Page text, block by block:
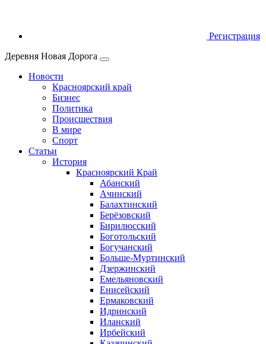
Регистрация
Деревня Новая Дорога
Новости
Красноярский край
Бизнес
Политика
Происшествия
В мире
Спорт
Статьи
История
Красноярский Край
Абанский
Ачинский
Балахтинский
Берёзовский
Бирилюсский
Боготольский
Богучанский
Больше‑Муртинский
Дзержинский
Емельяновский
Енисейский
Ермаковский
Идринский
Иланский
Ирбейский